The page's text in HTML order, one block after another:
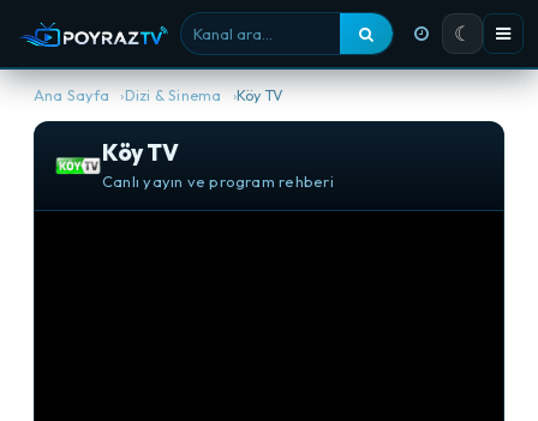
Kanal ara ☾
Ana Sayfa Dizi & Sinema Köy TV
Köy TV
Canlı yayın ve program rehberi